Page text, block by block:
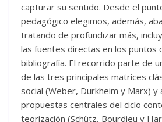
capturar su sentido. Desde el
pedagógico elegimos, además,
tratando de profundizar más,
las fuentes directas en los puntos
bibliografía. El recorrido parte de
de las tres principales matrices
social (Weber, Durkheim y Marx)
propuestas centrales del ciclo
teorización (Schütz, Bourdieu y